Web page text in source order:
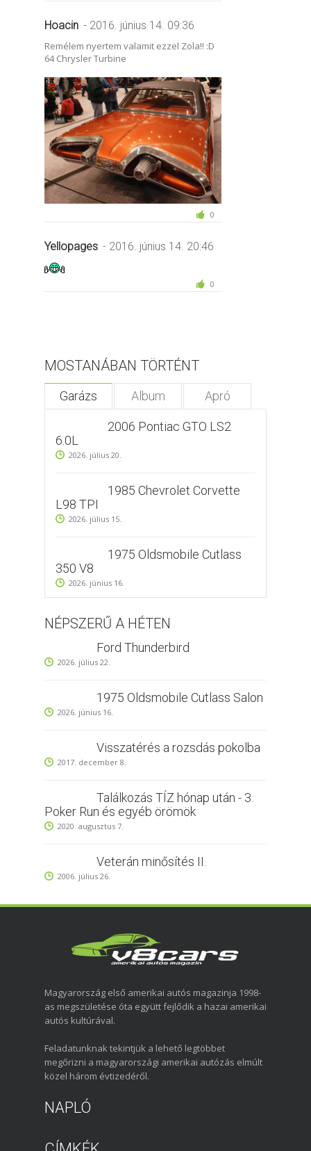
Hoacin - 2016. június 14. 09:36
Remélem nyertem valamit ezzel Zola!! :D
64 Chrysler Turbine
0
Yellopages - 2016. június 14. 20:46
0
MOSTANÁBAN TÖRTÉNT
Garázs Album Apró
2006 Pontiac GTO LS2
6.0L
2026. július 20.
1985 Chevrolet Corvette
L98 TPI
2026. július 15.
1975 Oldsmobile Cutlass
350 V8
2026. június 16.
NÉPSZERŰ A HÉTEN
Ford Thunderbird
2026. július 22.
1975 Oldsmobile Cutlass Salon
2026. június 16.
Visszatérés a rozsdás pokolba
2017. december 8.
Találkozás TÍZ hónap után - 3.
Poker Run és egyéb örömök
2020. augusztus 7.
Veterán minősítés II.
2006. július 26.
Magyarország első amerikai autós magazinja 1998-
as megszületése óta együtt fejlődik a hazai amerikai
autós kultúrával.
Feladatunknak tekintjük a lehető legtöbbet
megőrizni a magyarországi amerikai autózás elmúlt
közel három évtizedéről.
NAPLÓ